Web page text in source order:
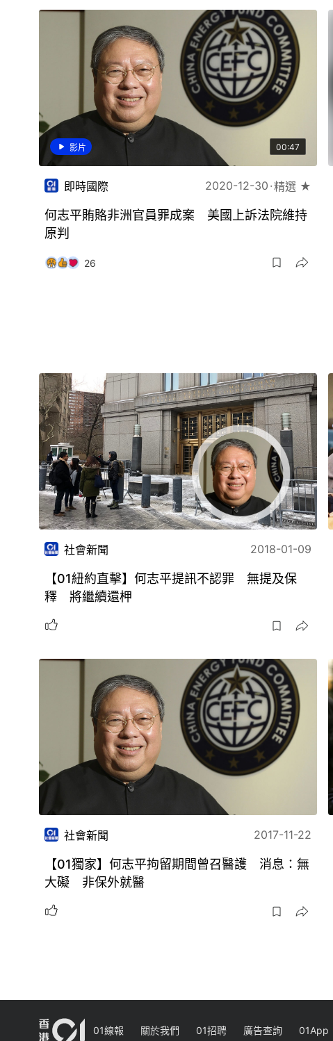
影片 00:47
即時國際 2020-12-30 精選 ★
何志平賄賂非洲官員罪成案 美國上訴法院維持
原判
26
社會新聞 2018-01-09
【01紐約直擊】何志平提訊不認罪 無提及保
釋 將繼續還柙
社會新聞 2017-11-22
【01獨家】何志平拘留期間曾召醫護 消息：無
大礙 非保外就醫
01線報 關於我們 01招聘 廣告查詢 01App